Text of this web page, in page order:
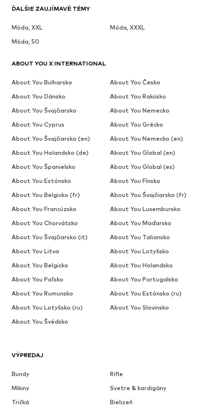
VÝPREDAJ
Bundy
Rifle
Mikiny
Svetre & kardigány
Tričká
Bielizeň
ĎALŠIE ZAUJÍMAVÉ TÉMY
Móda, XXL
Móda, XXXL
Móda, 50
ABOUT YOU X INTERNATIONAL
About You Bulharsko
About You Česko
About You Dánsko
About You Rakúsko
About You Švajčiarsko
About You Nemecko
About You Cyprus
About You Grécko
About You Švajčiarsko (en)
About You Nemecko (en)
About You Holandsko (de)
About You Global (en)
About You Španielsko
About You Global (es)
About You Estónsko
About You Fínsko
About You Belgicko (fr)
About You Švajčiarsko (fr)
About You Francúzsko
About You Luxembursko
About You Chorvátsko
About You Maďarsko
About You Švajčiarsko (it)
About You Taliansko
About You Litva
About You Lotyšsko
About You Belgicko
About You Holandsko
About You Poľsko
About You Portugalsko
About You Rumunsko
About You Estónsko (ru)
About You Lotyšsko (ru)
About You Slovinsko
About You Švédsko